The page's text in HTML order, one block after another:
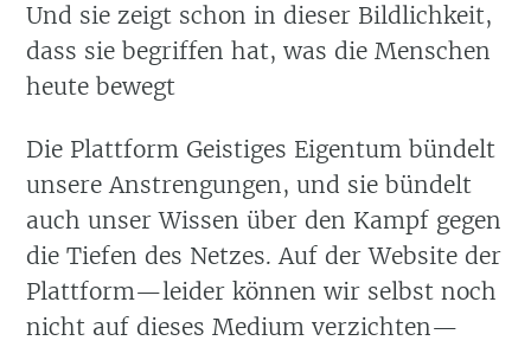
Und sie zeigt schon in dieser Bildlichkeit,
dass sie begriffen hat, was die Menschen
heute bewegt
Die Plattform Geistiges Eigentum bündelt
unsere Anstrengungen, und sie bündelt
auch unser Wissen über den Kampf gegen
die Tiefen des Netzes. Auf der Website der
Plattform—leider können wir selbst noch
nicht auf dieses Medium verzichten—